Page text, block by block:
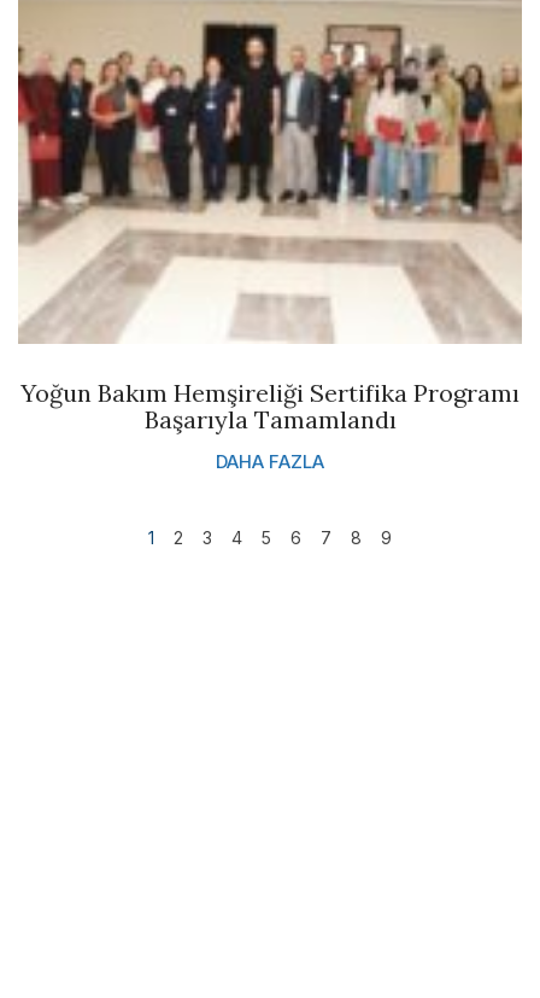
Yoğun Bakım Hemşireliği Sertifika Programı
Başarıyla Tamamlandı
DAHA FAZLA
1 2 3 4 5 6 7 8 9